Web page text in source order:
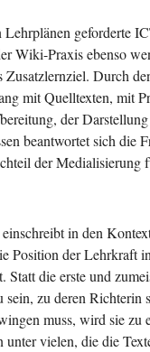
geforderte
Wiki-Praxis ebenso
Durch
mit Quelltexten, mit
der
beantwortet sich die
der Medialisierung
in den
Position der Lehrkraft
Statt die erste und
sein, zu deren Richterin
muss, wird sie zu
unter vielen, die die